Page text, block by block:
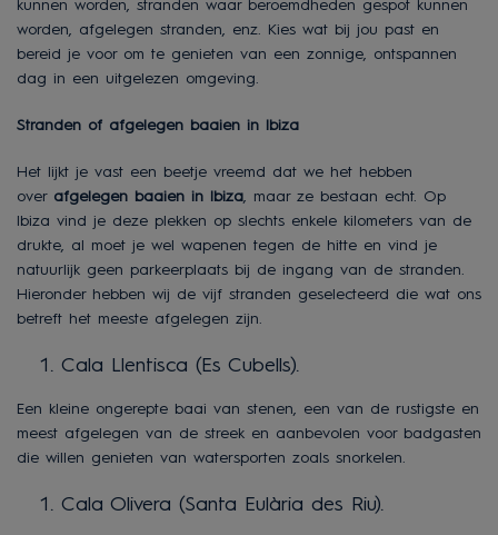
kunnen worden, stranden waar beroemdheden gespot kunnen
worden, afgelegen stranden, enz. Kies wat bij jou past en
bereid je voor om te genieten van een zonnige, ontspannen
dag in een uitgelezen omgeving.
Stranden of afgelegen baaien in Ibiza
Het lijkt je vast een beetje vreemd dat we het hebben
over afgelegen baaien in Ibiza , maar ze bestaan echt. Op
Ibiza vind je deze plekken op slechts enkele kilometers van de
drukte, al moet je wel wapenen tegen de hitte en vind je
natuurlijk geen parkeerplaats bij de ingang van de stranden.
Hieronder hebben wij de vijf stranden geselecteerd die wat ons
betreft het meeste afgelegen zijn.
Cala Llentisca (Es Cubells).
Een kleine ongerepte baai van stenen, een van de rustigste en
meest afgelegen van de streek en aanbevolen voor badgasten
die willen genieten van watersporten zoals snorkelen.
Cala Olivera (Santa Eulària des Riu).